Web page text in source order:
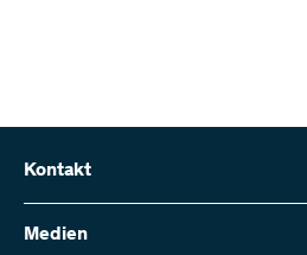
Kontakt
Schweizerischer Nationalfonds (SNF)
Wildhainweg 3
Medien